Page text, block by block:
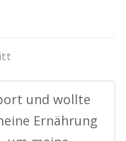
und wollte
Ernährung